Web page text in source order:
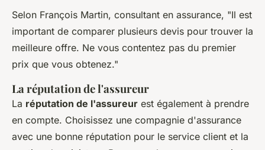
Selon François Martin, consultant en assurance, "Il est
important de comparer plusieurs devis pour trouver la
meilleure offre. Ne vous contentez pas du premier
prix que vous obtenez."
La réputation de l'assureur
La réputation de l'assureur est également à prendre
en compte. Choisissez une compagnie d'assurance
avec une bonne réputation pour le service client et la